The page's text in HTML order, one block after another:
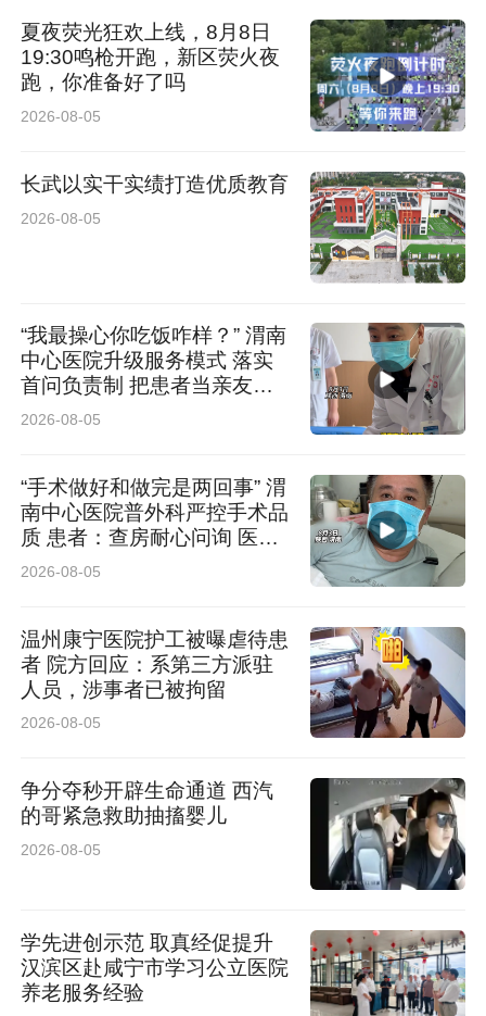
们的专科理论水平、临床实操能力、人文服务意
识及应急处置能力等方面得到全方位提升，有效
补齐专业能力短板，夯实专科护理服务根基，为
后续开展精神心理护理、安宁疗护服务筑牢了人
才支撑。
此次培训充分彰显了咸阳市中心医院在专科护理
领域的示范引领作用，未来医院将继续聚焦护理
专科化、精细化、人文化发展方向，常态化承办
各类专科护理培训，规范专科护理服务标准，为
来源：咸阳市中心医院
夏夜荧光狂欢上线，8月8日
19:30鸣枪开跑，新区荧火夜
跑，你准备好了吗
2026-08-05
长武以实干实绩打造优质教育
2026-08-05
“我最操心你吃饭咋样？” 渭南
中心医院升级服务模式 落实
首问负责制 把患者当亲友照
料
2026-08-05
“手术做好和做完是两回事” 渭
南中心医院普外科严控手术品
质 患者：查房耐心问询 医护
认真负责
2026-08-05
温州康宁医院护工被曝虐待患
者 院方回应：系第三方派驻
人员，涉事者已被拘留
2026-08-05
争分夺秒开辟生命通道 西汽
的哥紧急救助抽搐婴儿
2026-08-05
学先进创示范 取真经促提升
汉滨区赴咸宁市学习公立医院
养老服务经验